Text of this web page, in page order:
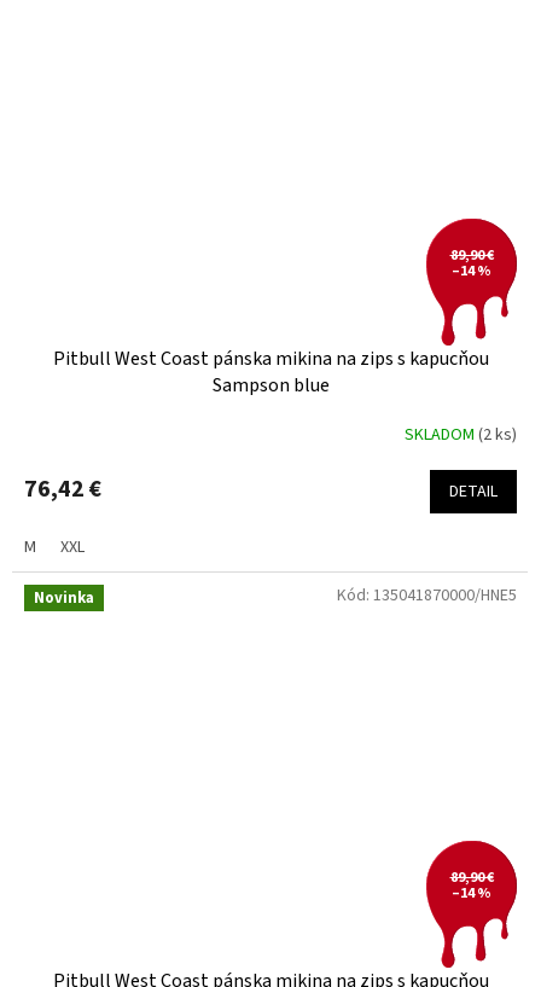
89,90 €
–14 %
Pitbull West Coast pánska mikina na zips s kapucňou
Sampson blue
SKLADOM (2 ks)
76,42 € DETAIL
M XXL
Novinka
89,90 €
–14 %
Pitbull West Coast pánska mikina na zips s kapucňou
Kód: 135041870000/HNE5